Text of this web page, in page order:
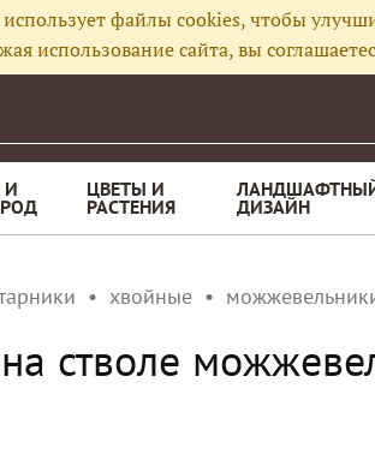
файлы cookies, чтобы
использование сайта, вы
И ЦВЕТЫ И
РАСТЕНИЯ ДИЗАЙН
хвойные
стволе